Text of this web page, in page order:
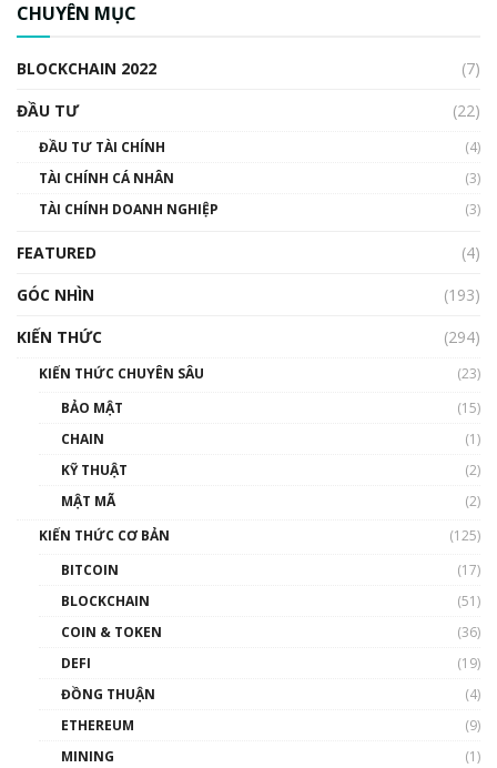
00:02:14
Nhìn lại năm 2022: Những sự kiện ảnh hưởng
đến hệ sinh thái tiền mã hoá | Phổ cập
00:43:47
như thể nào?
00:39:31
Phổ cập Blockchain
CHUYÊN MỤC
BLOCKCHAIN 2022
(7)
ĐẦU TƯ
(22)
ĐẦU TƯ TÀI CHÍNH
(4)
TÀI CHÍNH CÁ NHÂN
(3)
TÀI CHÍNH DOANH NGHIỆP
(3)
FEATURED
(4)
GÓC NHÌN
(193)
KIẾN THỨC
(294)
KIẾN THỨC CHUYÊN SÂU
(23)
BẢO MẬT
(15)
CHAIN
(1)
KỸ THUẬT
(2)
MẬT MÃ
(2)
KIẾN THỨC CƠ BẢN
(125)
BITCOIN
(17)
BLOCKCHAIN
(51)
COIN & TOKEN
(36)
DEFI
(19)
ĐỒNG THUẬN
(4)
ETHEREUM
(9)
MINING
(1)